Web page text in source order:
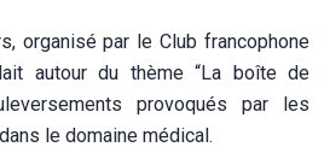
organisé par le Club francophone
autour du thème “La boîte de
provoqués par les
le domaine médical.